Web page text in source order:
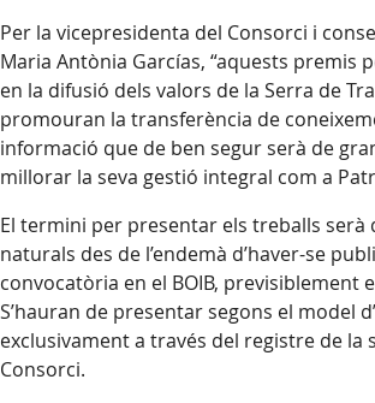
Per la vicepresidenta del Consorci i
Maria Antònia Garcías, “aquests premis
en la difusió dels valors de la Serra de
promouran la transferència de
informació que de ben segur serà de
millorar la seva gestió integral com a
El termini per presentar els treballs serà
naturals des de l’endemà d’haver-se
convocatòria en el BOIB, previsiblement
S’hauran de presentar segons el model
exclusivament a través del registre de la
Consorci.